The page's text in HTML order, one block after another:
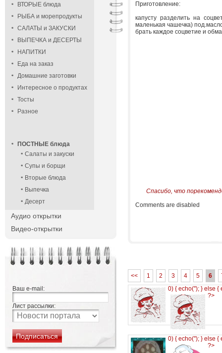
ВТОРЫЕ блюда
РЫБА и морепродукты
САЛАТЫ и ЗАКУСКИ
ВЫПЕЧКА и ДЕСЕРТЫ
НАПИТКИ
Еда на заказ
Домашние заготовки
Интересное о продуктах
Тосты
Разное
ПОСТНЫЕ блюда
Салаты и закуски
Супы и борщи
Вторые блюда
Выпечка
Десерт
Аудио открытки
Видео-открытки
Ваш e-mail:
Лист рассылки:
Приготовление:
капусту разделить на
маленькая чашечка)
брать каждое соцветие и
Спасибо, что
Comments are disabled
<< 1 2 3 4 5 6
0) { echo(''); } else {
?>
0) { echo(''); } else {
?>